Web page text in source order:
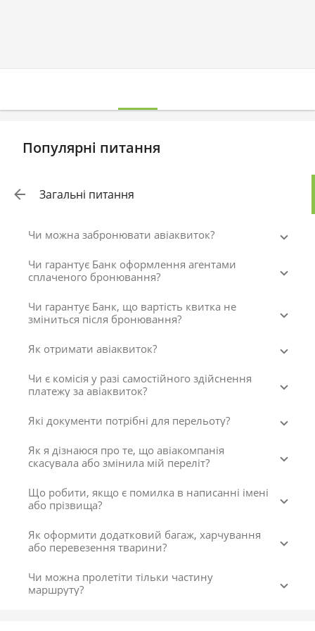
Популярні питання
Загальні питання
Чи можна забронювати авіаквиток?
Чи гарантує Банк оформлення агентами
сплаченого бронювання?
Чи гарантує Банк, що вартість квитка не
зміниться після бронювання?
Як отримати авіаквиток?
Чи є комісія у разі самостійного здійснення
платежу за авіаквиток?
Які документи потрібні для перельоту?
Як я дізнаюся про те, що авіакомпанія
скасувала або змінила мій переліт?
Що робити, якщо є помилка в написанні імені
або прізвища?
Як оформити додатковий багаж, харчування
або перевезення тварини?
Чи можна пролетіти тільки частину
маршруту?